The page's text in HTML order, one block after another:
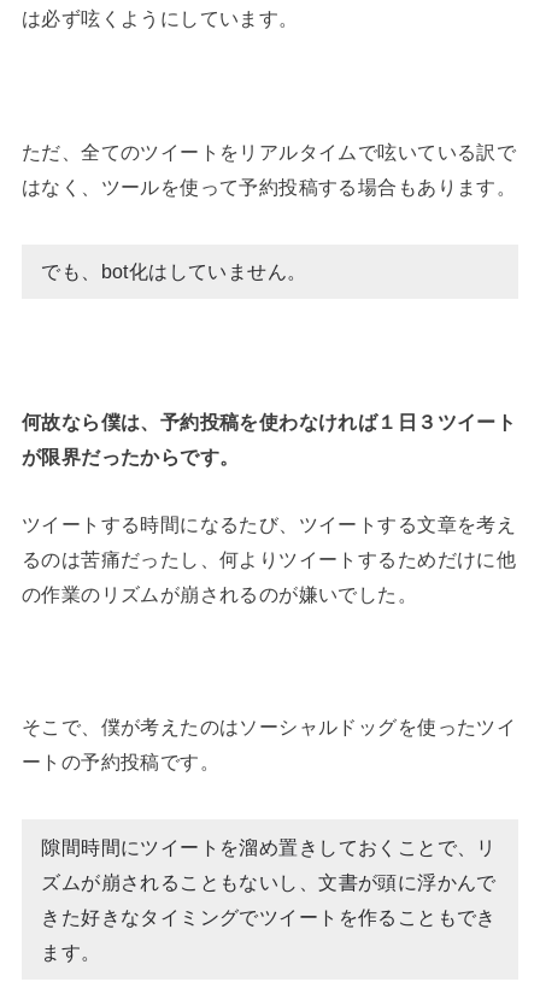
は必ず呟くようにしています。
ただ、全てのツイートをリアルタイムで呟いている訳で
はなく、ツールを使って予約投稿する場合もあります。
でも、bot化はしていません。
何故なら僕は、予約投稿を使わなければ１日３ツイート
が限界だったからです。
ツイートする時間になるたび、ツイートする文章を考え
るのは苦痛だったし、何よりツイートするためだけに他
の作業のリズムが崩されるのが嫌いでした。
そこで、僕が考えたのはソーシャルドッグを使ったツイ
ートの予約投稿です。
隙間時間にツイートを溜め置きしておくことで、リ
ズムが崩されることもないし、文書が頭に浮かんで
きた好きなタイミングでツイートを作ることもでき
ます。